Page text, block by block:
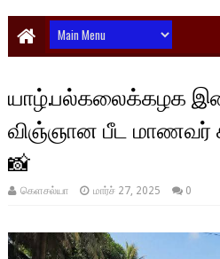
யாழ்.பல்கலைக்கழக
விஞ்ஞான பீட மாணவர்
📸
கெளசல்யா மார்ச் 27, 2025 0